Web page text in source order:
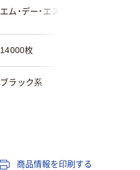
エム・デー・エス
14000枚
ブラック系
商品情報を印刷する